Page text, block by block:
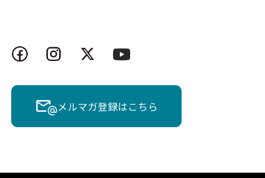
メルマガ登録はこちら